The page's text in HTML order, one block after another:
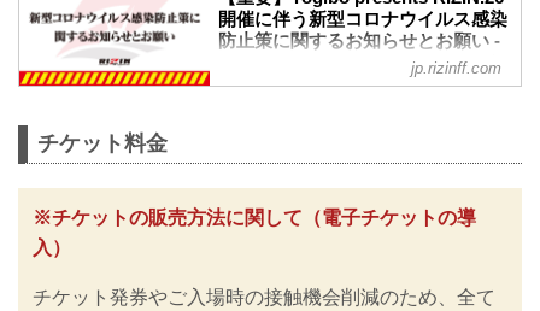
開催に伴う新型コロナウイルス感染
防止策に関するお知らせとお願い -
RIZIN FIGHTING FEDERATION オ
フィシャルサイト
い。
RIZINではイベント再開に際し、日本スポ
ーツ協会が作成した「スポーツイベント
の再開に向けた感染拡大予防ガイドライ
コロナウイルス感染防止の為のチケット
jp.rizinff.com
チケット料金
※チケットの販売方法に関して（電子チケットの導
入）
チケット発券やご入場時の接触機会削減のため、全て